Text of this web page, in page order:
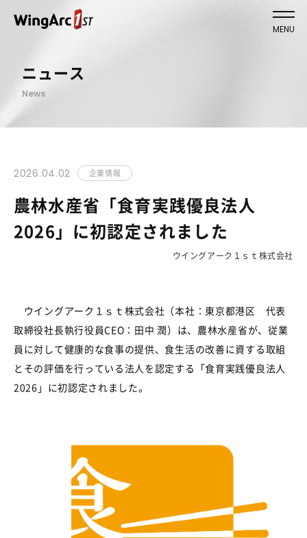
MENU
ニュース
News
2026.04.02 企業情報
農林水産省「食育実践優良法人
2026」に初認定されました
ウイングアーク１ｓｔ株式会社
ウイングアーク１ｓｔ株式会社（本社：東京都港区 代表
取締役社長執行役員CEO ：田中 潤）は、農林水産省が、 従業
員に対して健康的な食事の提供、食生活の改善に資する取組
とその評価を行っている法人を認定する「食育実践優良法人
2026 」に初認定されました。